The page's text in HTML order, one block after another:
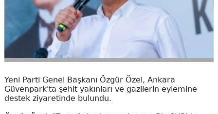
Yeni Parti Genel Başkanı Özgür Özel, Ankara
Güvenpark'ta şehit yakınları ve gazilerin eylemine
destek ziyaretinde bulundu.